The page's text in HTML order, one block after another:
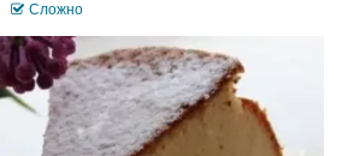
Сложно